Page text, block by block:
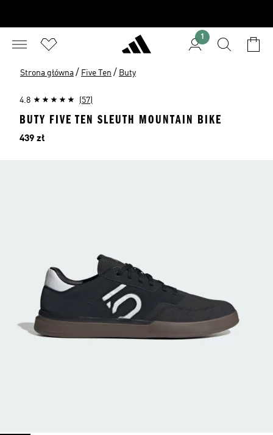
1
Strona główna / Five Ten / Buty
4.8 (57)
BUTY FIVE TEN SLEUTH MOUNTAIN BIKE
Cena
439 zł